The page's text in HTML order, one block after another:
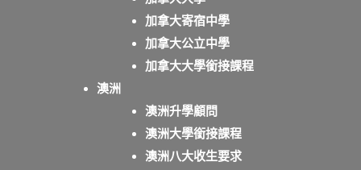
加拿大寄宿中學
加拿大公立中學
加拿大大學銜接課程
澳洲
澳洲升學顧問
澳洲大學銜接課程
澳洲八大收生要求